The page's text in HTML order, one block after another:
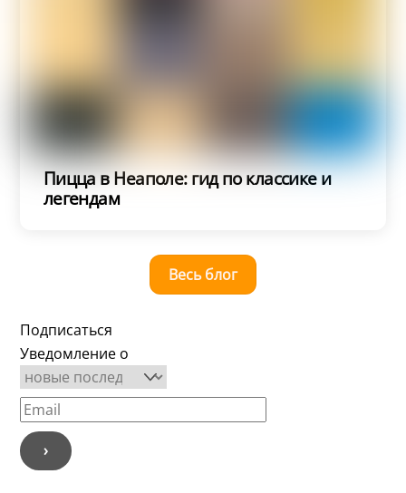
Пицца в Неаполе: гид по классике и
легендам
Весь блог
Подписаться
Уведомление о